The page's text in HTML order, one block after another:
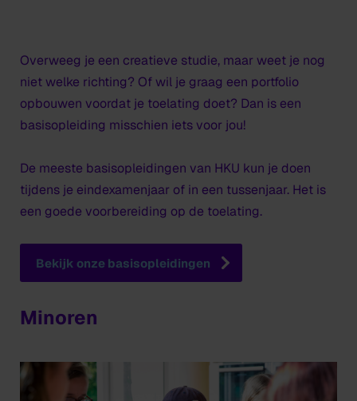
Overweeg je een creatieve studie, maar weet je nog
niet welke richting? Of wil je graag een portfolio
opbouwen voordat je toelating doet? Dan is een
basisopleiding misschien iets voor jou!
De meeste basisopleidingen van HKU kun je doen
tijdens je eindexamenjaar of in een tussenjaar. Het is
een goede voorbereiding op de toelating.
Bekijk onze basisopleidingen
Minoren